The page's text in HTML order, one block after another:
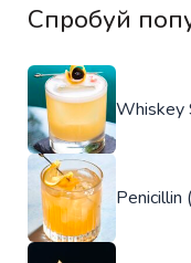
Спробуй
Whiskey
Penicillin